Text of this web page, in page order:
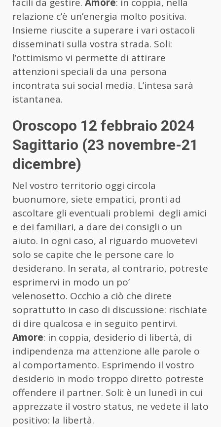
relazione c’è un’energia molto positiva.
Insieme riuscite a superare i vari ostacoli
disseminati sulla vostra strada. Soli:
l’ottimismo vi permette di attirare
attenzioni speciali da una persona
incontrata sui social media. L’intesa sarà
istantanea.
Oroscopo 12 febbraio 2024
Sagittario (23 novembre-21
dicembre)
Nel vostro territorio oggi circola
buonumore, siete empatici, pronti ad
ascoltare gli eventuali problemi degli amici
e dei familiari, a dare dei consigli o un
aiuto. In ogni caso, al riguardo muovetevi
solo se capite che le persone care lo
desiderano. In serata, al contrario, potreste
esprimervi in modo un po’
velenosetto. Occhio a ciò che direte
soprattutto in caso di discussione: rischiate
di dire qualcosa e in seguito pentirvi.
Amore: in coppia, desiderio di libertà, di
indipendenza ma attenzione alle parole o
al comportamento. Esprimendo il vostro
desiderio in modo troppo diretto potreste
offendere il partner. Soli: è un lunedì in cui
apprezzate il vostro status, ne vedete il lato
positivo: la libertà.